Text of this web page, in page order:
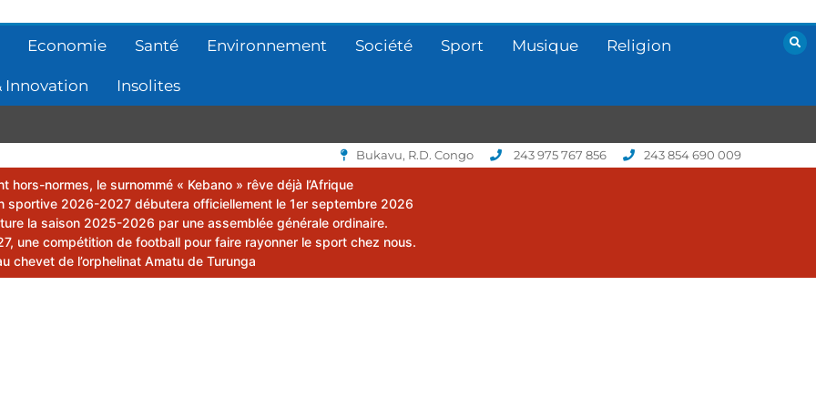
Economie Santé Environnement Société Sport Musique Religion
Innovation Insolites
Bukavu, R.D. Congo 243 975 767 856 243 854 690 009
hors-normes, le surnommé « Kebano » rêve déjà l’Afrique
sportive 2026-2027 débutera officiellement le 1er septembre 2026
la saison 2025-2026 par une assemblée générale ordinaire.
une compétition de football pour faire rayonner le sport chez nous.
chevet de l’orphelinat Amatu de Turunga